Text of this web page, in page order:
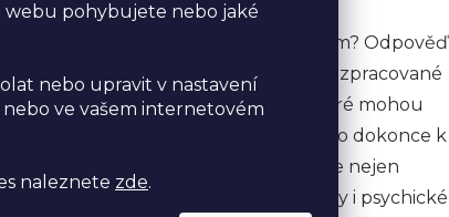
webu pohybujete nebo jaké
nebo upravit v nastavení
ve vašem internetovém
naleznete zde.
k tradičním sladkostem a slanostem? Odpověď
odborníků na výživu. Průmyslově zpracované
nasycených tuků a konzervantů, které mohou
Vedou k nadváze, únavě nebo dokonce k
po zdravějších variantách, získáváme nejen
našeho metabolismu, imunity i psychické